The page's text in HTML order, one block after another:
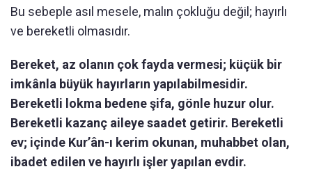
Bu sebeple asıl mesele, malın çokluğu değil; hayırlı
ve bereketli olmasıdır.
Bereket, az olanın çok fayda vermesi; küçük bir
imkânla büyük hayırların yapılabilmesidir.
Bereketli lokma bedene şifa, gönle huzur olur.
Bereketli kazanç aileye saadet getirir. Bereketli
ev; içinde Kur’ân-ı kerim okunan, muhabbet olan,
ibadet edilen ve hayırlı işler yapılan evdir.